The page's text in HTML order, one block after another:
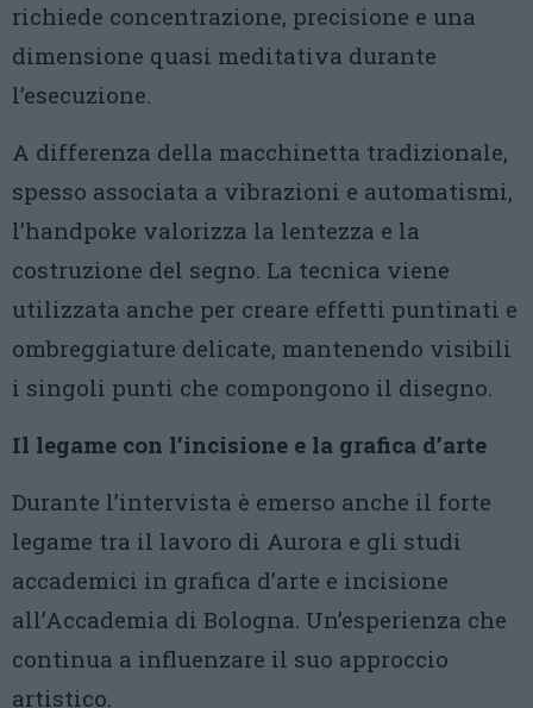
richiede concentrazione, precisione e una
dimensione quasi meditativa durante
l’esecuzione.
A differenza della macchinetta tradizionale,
spesso associata a vibrazioni e automatismi,
l’handpoke valorizza la lentezza e la
costruzione del segno. La tecnica viene
utilizzata anche per creare effetti puntinati e
ombreggiature delicate, mantenendo visibili
i singoli punti che compongono il disegno.
Il legame con l’incisione e la grafica d’arte
Durante l’intervista è emerso anche il forte
legame tra il lavoro di Aurora e gli studi
accademici in grafica d’arte e incisione
all’Accademia di Bologna. Un’esperienza che
continua a influenzare il suo approccio
artistico.